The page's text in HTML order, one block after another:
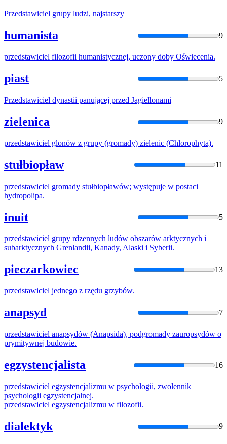
Przedstawiciel grupy ludzi, najstarszy
humanista 9
przedstawiciel filozofii humanistycznej, uczony doby Oświecenia.
piast 5
Przedstawiciel dynastii panującej przed Jagiellonami
zielenica 9
przedstawiciel glonów z grupy (gromady) zielenic (Chlorophyta).
stułbiopław 11
przedstawiciel gromady stułbiopławów; występuje w postaci
hydropolipa.
inuit 5
przedstawiciel grupy rdzennych ludów obszarów arktycznych i
subarktycznych Grenlandii, Kanady, Alaski i Syberii.
pieczarkowiec 13
przedstawiciel jednego z rzędu grzybów.
anapsyd 7
przedstawiciel anapsydów (Anapsida), podgromady zauropsydów o
prymitywnej budowie.
egzystencjalista 16
przedstawiciel egzystencjalizmu w psychologii, zwolennik
psychologii egzystencjalnej.
przedstawiciel egzystencjalizmu w filozofii.
dialektyk 9